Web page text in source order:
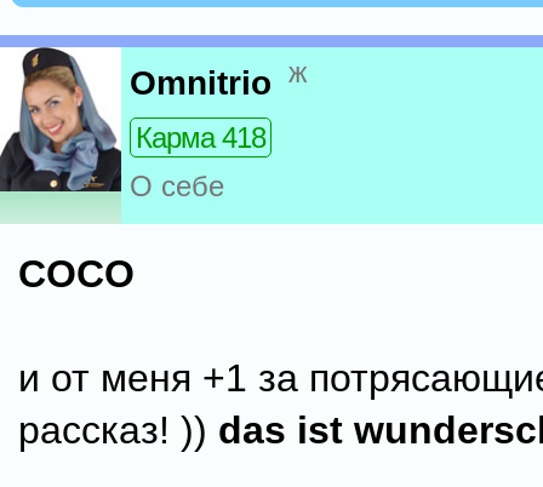
Omnitrio ж
Карма 418
О себе
COCO
и от меня +1 за
рассказ! )) das ist